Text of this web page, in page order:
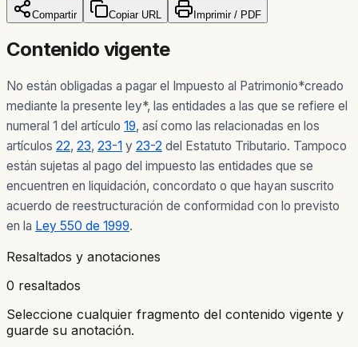
Compartir Copiar URL Imprimir / PDF
Contenido vigente
No están obligadas a pagar el Impuesto al Patrimonio*creado
mediante la presente ley*, las entidades a las que se refiere el
numeral 1 del artículo 19, así como las relacionadas en los
artículos 22, 23, 23-1 y 23-2 del Estatuto Tributario. Tampoco
están sujetas al pago del impuesto las entidades que se
encuentren en liquidación, concordato o que hayan suscrito
acuerdo de reestructuración de conformidad con lo previsto
en la Ley 550 de 1999.
Resaltados y anotaciones
0 resaltados
Seleccione cualquier fragmento del contenido vigente y
guarde su anotación.